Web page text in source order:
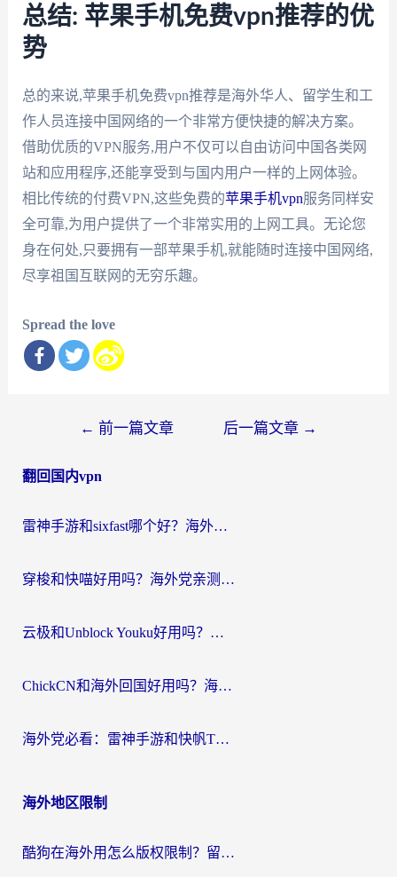
总结: 苹果手机免费vpn推荐的优
势
总的来说,苹果手机免费vpn推荐是海外华人、留学生和工
作人员连接中国网络的一个非常方便快捷的解决方案。
借助优质的VPN服务,用户不仅可以自由访问中国各类网
站和应用程序,还能享受到与国内用户一样的上网体验。
相比传统的付费VPN,这些免费的苹果手机vpn服务同样安
全可靠,为用户提供了一个非常实用的上网工具。无论您
身在何处,只要拥有一部苹果手机,就能随时连接中国网络,
尽享祖国互联网的无穷乐趣。
Spread the love
导
← 前一篇文章 后一篇文章 →
翻回国内vpn
雷神手游和sixfast哪个好？海外党亲测3款回国加速器，教你选对不踩坑
穿梭和快喵好用吗？海外党亲测：小众加速器对比+番茄加速器深度体验
云极和Unblock Youku好用吗？海外党亲测+2026回国加速器避坑指南
ChickCN和海外回国好用吗？海外党2026亲测：从手游到影音，选对加速器的3个关键
海外党必看：雷神手游和快帆TV版好用吗？3步选对回国加速器不踩坑
海外地区限制
酷狗在海外用怎么版权限制？留学生亲测：3步解决听国内音乐难题